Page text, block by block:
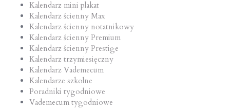
Kalendarz mini plakat
Kalendarz ścienny Max
Kalendarz ścienny notatnikowy
Kalendarz ścienny Premium
Kalendarz ścienny Prestige
Kalendarz trzymiesięczny
Kalendarz Vademecum
Kalendarze szkolne
Poradniki tygodniowe
Vademecum tygodniowe